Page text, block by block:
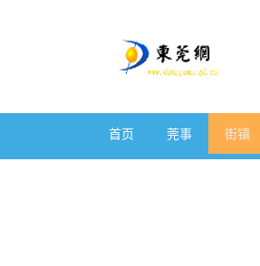
首页 莞事 街镇